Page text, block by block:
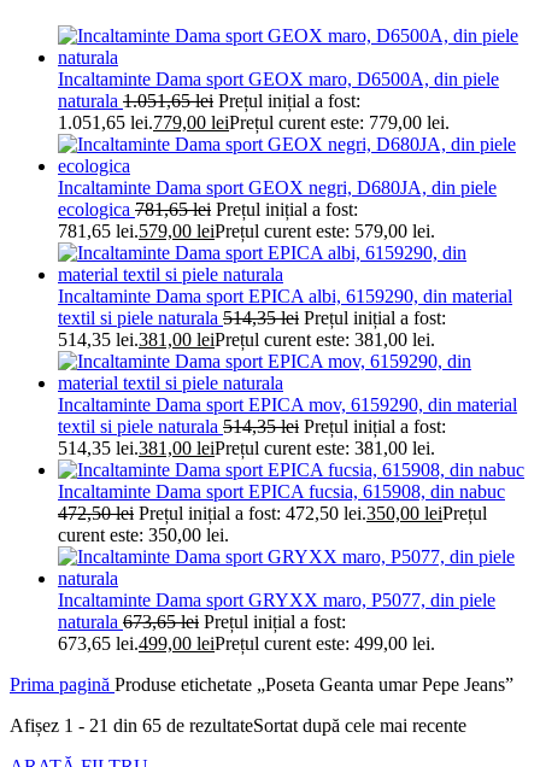
Incaltaminte Dama sport GEOX maro, D6500A, din piele
naturala 1.051,65lei Prețul inițial a fost:
1.051,65 lei.779,00 leiPrețul curent este: 779,00 lei.
Incaltaminte Dama sport GEOX negri, D680JA, din piele
ecologica 781,65lei Prețul inițial a fost:
781,65 lei.579,00 leiPrețul curent este: 579,00 lei.
Incaltaminte Dama sport EPICA albi, 6159290, din material
textil si piele naturala 514,35lei Prețul inițial a fost:
514,35 lei.381,00 leiPrețul curent este: 381,00 lei.
Incaltaminte Dama sport EPICA mov, 6159290, din material
textil si piele naturala 514,35lei Prețul inițial a fost:
514,35 lei.381,00 leiPrețul curent este: 381,00 lei.
Incaltaminte Dama sport EPICA fucsia, 615908, din nabuc
472,50lei Prețul inițial a fost: 472,50 lei.350,00 leiPrețul
curent este: 350,00 lei.
Incaltaminte Dama sport GRYXX maro, P5077, din piele
naturala 673,65lei Prețul inițial a fost:
673,65 lei.499,00 leiPrețul curent este: 499,00 lei.
Prima pagină Produse etichetate „Poseta Geanta umar Pepe Jeans”
Afișez 1 - 21 din 65 de rezultateSortat după cele mai recente